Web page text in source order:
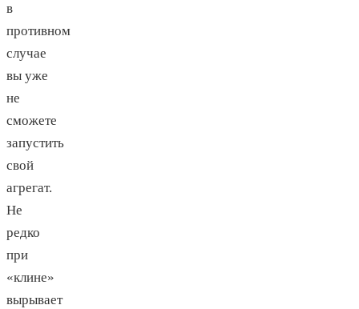
в
противном
случае
вы уже
не
сможете
запустить
свой
агрегат.
Не
редко
при
«клине»
вырывает